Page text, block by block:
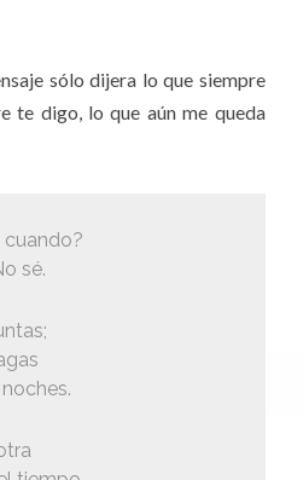
sólo dijera lo que siempre
te digo, lo que aún me queda
cuando?
sé.